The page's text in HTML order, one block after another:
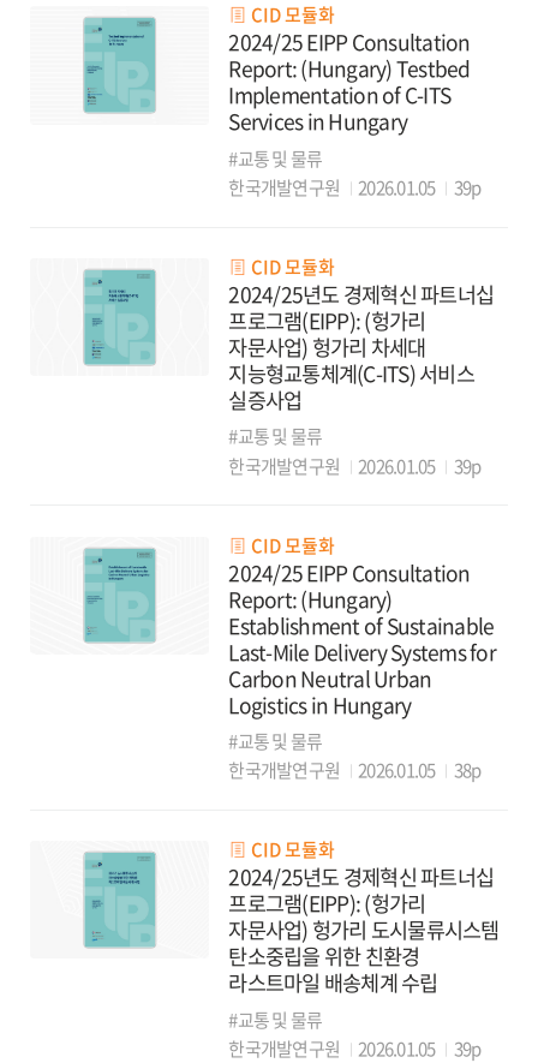
CID 모듈화
2024/25 EIPP Consultation
Report: (Hungary) Testbed
Implementation of C-ITS
Services in Hungary
#교통 및 물류
한국개발연구원
2026.01.05 39p
CID 모듈화
2024/25년도 경제혁신 파트너십
프로그램(EIPP): (헝가리
자문사업) 헝가리 차세대
지능형교통체계(C-ITS) 서비스
실증사업
#교통 및 물류
한국개발연구원
2026.01.05 39p
CID 모듈화
2024/25 EIPP Consultation
Report: (Hungary)
Establishment of Sustainable
Last-Mile Delivery Systems for
Carbon Neutral Urban
Logistics in Hungary
#교통 및 물류
한국개발연구원
2026.01.05 38p
CID 모듈화
2024/25년도 경제혁신 파트너십
프로그램(EIPP): (헝가리
자문사업) 헝가리 도시물류시스템
탄소중립을 위한 친환경
라스트마일 배송체계 수립
#교통 및 물류
한국개발연구원
2026.01.05 39p